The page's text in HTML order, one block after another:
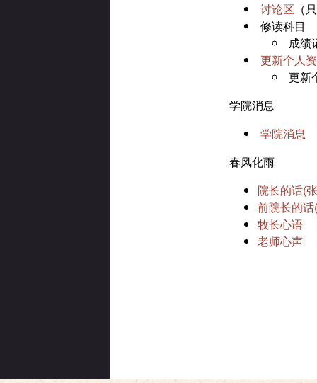
讨论区 （
修读科目
成绩
更新个人
更新
学院消息
学院消息
春风化雨
院长的话(
前院长的
牧长心语
老师心声